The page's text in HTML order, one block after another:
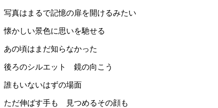
写真はまるで記憶の扉を開けるみたい
懐かしい景色に思いを馳せる
あの頃はまだ知らなかった
後ろのシルエット 鏡の向こう
誰もいないはずの場面
ただ伸ばす手も 見つめるその顔も